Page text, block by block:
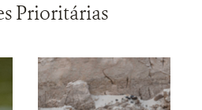
Prioritárias